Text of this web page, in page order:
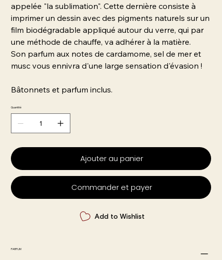
appelée "la sublimation". Cette dernière consiste à
imprimer un dessin avec des pigments naturels sur un
film biodégradable appliqué autour du verre, qui par
une méthode de chauffe, va adhérer à la matière.
Son parfum aux notes de cardamome, sel de mer et
musc vous ennivra d'une large sensation d'évasion !
Bâtonnets et parfum inclus.
Quantité
Ajouter au panier
Commander et payer
Add to Wishlist
PARFUM